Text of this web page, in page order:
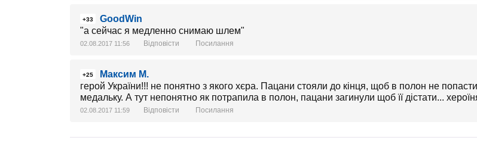
+33
GoodWin
"а сейчас я медленно снимаю шлем"
02.08.2017 11:56 Відповісти Посилання
+25
Максим М.
герой України!!! не понятно з якого хєра. Пацани стояли до кінця, щоб в полон не попасти
медальку. А тут непонятно як потрапила в полон, пацани загинули щоб її дістати...
02.08.2017 11:59 Відповісти Посилання